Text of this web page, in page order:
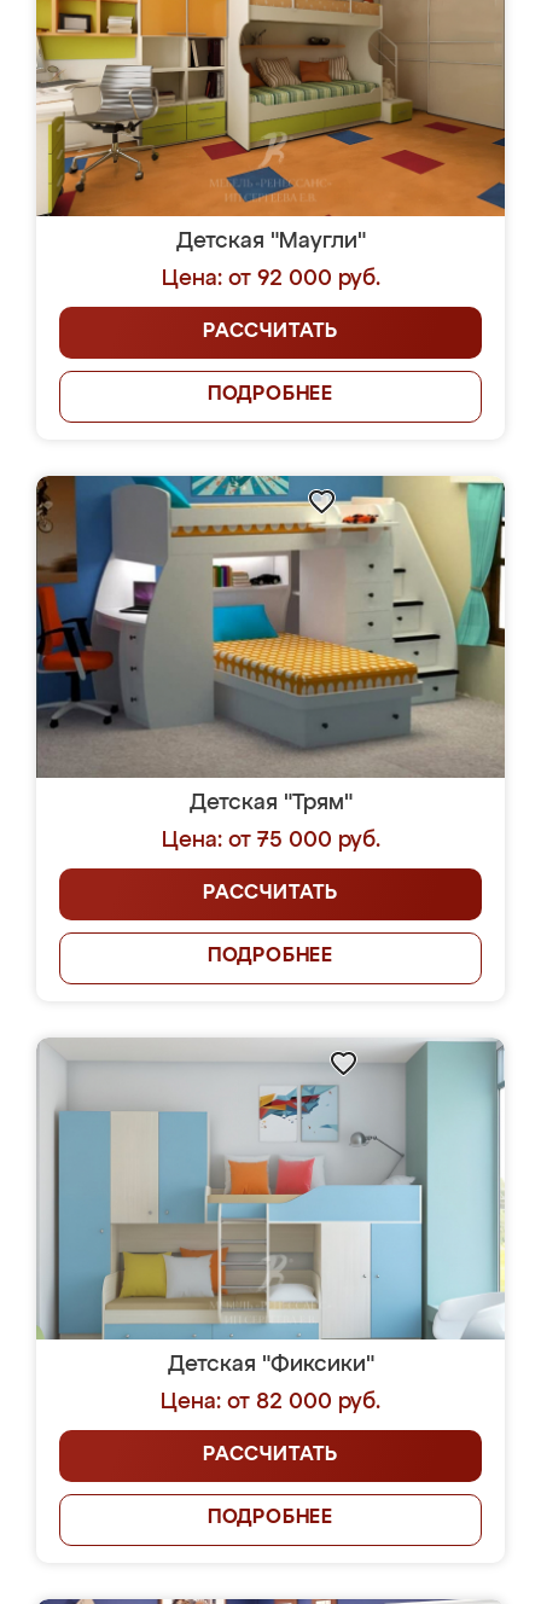
Детская "Маугли"
Цена: от 92 000 руб.
РАССЧИТАТЬ
ПОДРОБНЕЕ
Детская "Трям"
Цена: от 75 000 руб.
РАССЧИТАТЬ
ПОДРОБНЕЕ
Детская "Фиксики"
Цена: от 82 000 руб.
РАССЧИТАТЬ
ПОДРОБНЕЕ